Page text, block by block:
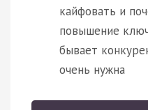
кайфовать и
повышение
бывает
очень нужна